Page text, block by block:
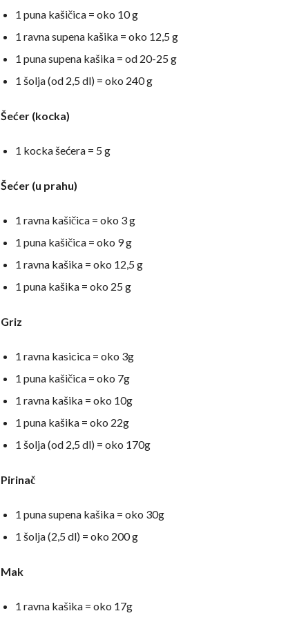
1 puna kašičica = oko 10 g
1 ravna supena kašika = oko 12,5 g
1 puna supena kašika = od 20-25 g
1 šolja (od 2,5 dl) = oko 240 g
Šećer (kocka)
1 kocka šećera = 5 g
Šećer (u prahu)
1 ravna kašičica = oko 3 g
1 puna kašičica = oko 9 g
1 ravna kašika = oko 12,5 g
1 puna kašika = oko 25 g
Griz
1 ravna kasicica = oko 3g
1 puna kašičica = oko 7g
1 ravna kašika = oko 10g
1 puna kašika = oko 22g
1 šolja (od 2,5 dl) = oko 170g
Pirinač
1 puna supena kašika = oko 30g
1 šolja (2,5 dl) = oko 200 g
Mak
1 ravna kašika = oko 17g